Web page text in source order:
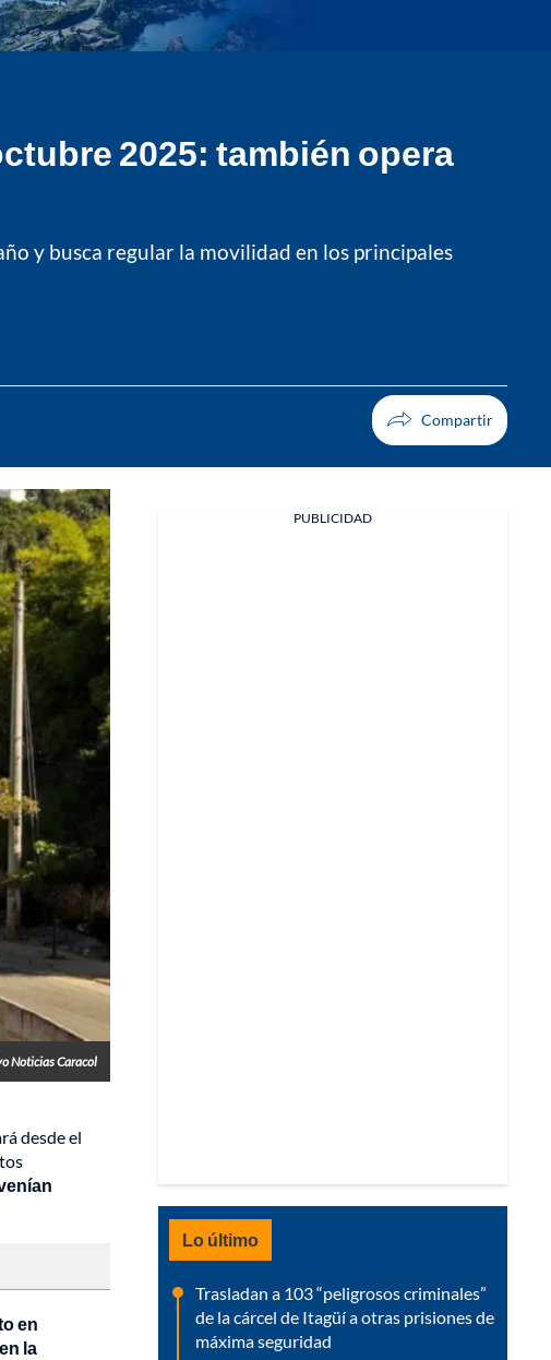
2025: también opera
y busca regular la movilidad en los principales
Noticias Caracol
desde el
en
la
PUBLICIDAD
Lo último
Trasladan a 103 “peligrosos criminales”
de la cárcel de Itagüí a otras prisiones de
máxima seguridad